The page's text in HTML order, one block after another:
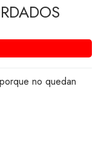
no quedan